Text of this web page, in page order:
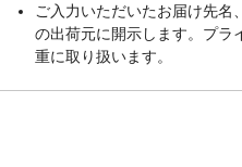
ご入力いただいたお届け先名
の出荷元に開示します。プラ
重に取り扱います。